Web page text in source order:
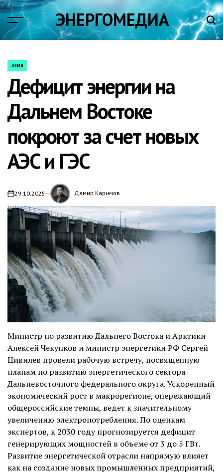
Skip
content
ЭНЕРГОМЕДИА
POSTED
АЗИЯ
Дефицит энергии на
Дальнем Востоке
покроют за счет новых
АЭС и ГЭС
on29.10.2025 Дамир Каримов
Министр по развитию Дальнего Востока и Арктики
Алексей Чекунков и министр энергетики РФ Сергей
Цивилев провели рабочую встречу, посвященную
планам по развитию энергетического сектора
Дальневосточного федерального округа. Ускоренный
экономический рост в макрорегионе, опережающий
общероссийские темпы, ведет к значительному
увеличению электропотребления. По оценкам
экспертов, к 2030 году прогнозируется дефицит
генерирующих мощностей в объеме от 3 до 5 ГВт.
Развитие энергетической отрасли напрямую влияет
как на создание новых промышленных предприятий,